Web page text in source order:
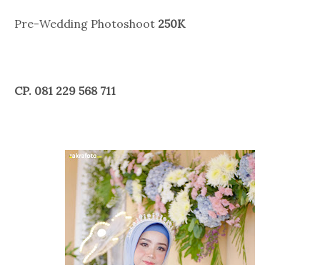
Pre-Wedding Photoshoot 250K
CP. 081 229 568 711